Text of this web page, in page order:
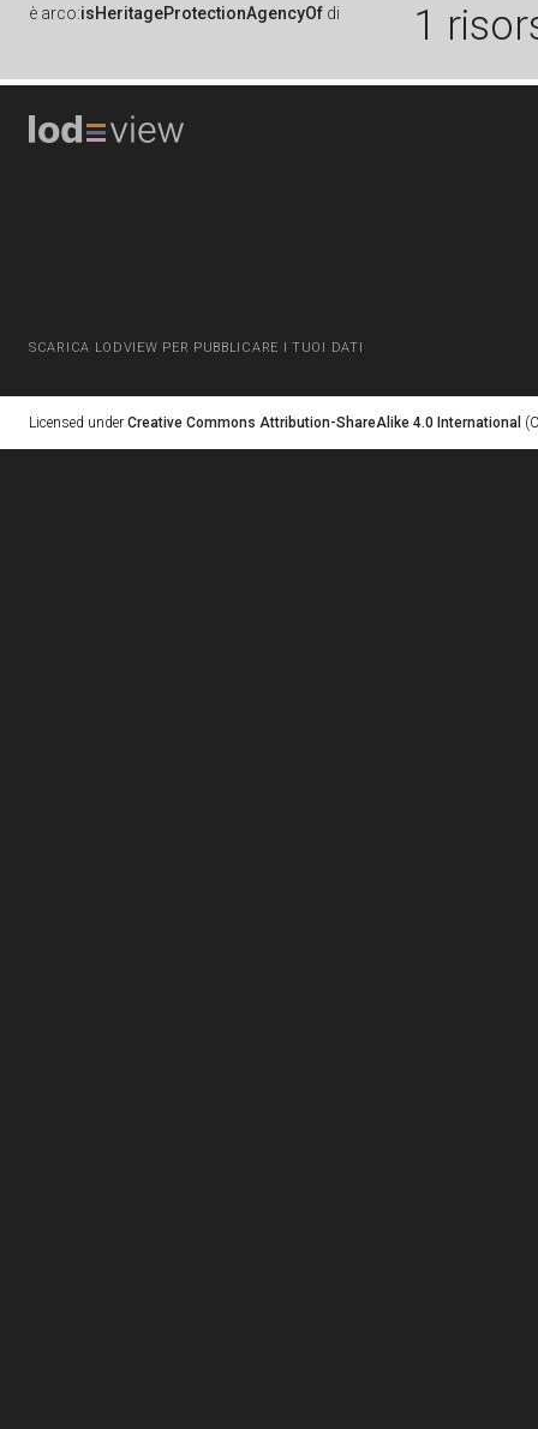
è arco:isHeritageProtectionAgencyOf di 1
SCARICA LODVIEW PER PUBBLICARE I TUOI DATI
Licensed under Creative Commons Attribution-ShareAlike 4.0 International